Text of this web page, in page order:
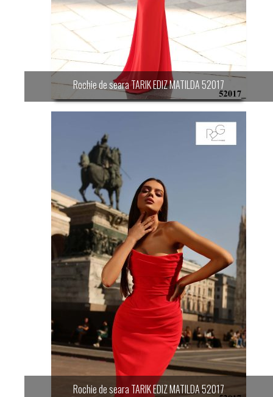
Rochie de seara TARIK EDIZ MATILDA 52017
Rochie de seara TARIK EDIZ MATILDA 52017